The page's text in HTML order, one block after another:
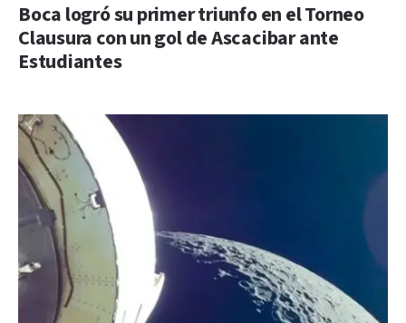
Boca logró su primer triunfo en el Torneo
Clausura con un gol de Ascacibar ante
Estudiantes